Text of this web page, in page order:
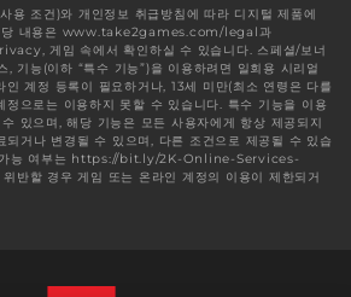
용 조건)와 개인정보 취급방침에 따라 디지털 제품에
당 내용은 www.take2games.com/legal과
게임 속에서 확인하실 수 있습니다. 스페셜/보너
, 기능(이하 “특수 기능”)을 이용하려면 일회용 시리얼
계정 등록이 필요하거나, 13세 미만(최소 연령은 다를
정으로는 이용하지 못할 수 있습니다. 특수 기능을 이용
있으며, 해당 기능은 모든 사용자에게 항상 제공되지
되거나 변경될 수 있으며, 다른 조건으로 제공될 수 있습
가능 여부는 https://bit.ly/2K-Online-Services-
반할 경우 게임 또는 온라인 계정의 이용이 제한되거